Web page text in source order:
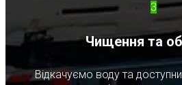
3
Чищення та
Відкачуємо воду та